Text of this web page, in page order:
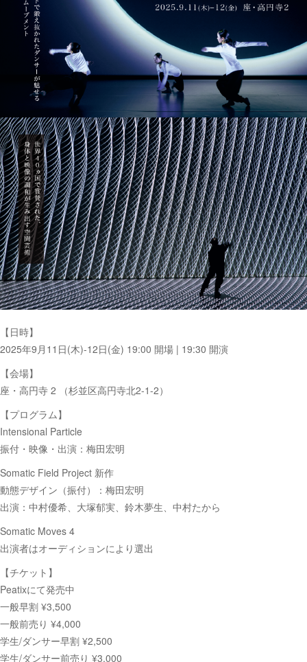
【日時】
2025年9月11日(木)-12日(金) 19:00 開場 | 19:30 開演
【会場】
座・高円寺 2 （杉並区高円寺北2-1-2）
【プログラム】
Intensional Particle
振付・映像・出演：梅田宏明
Somatic Field Project 新作
動態デザイン（振付）：梅田宏明
出演：中村優希、大塚郁実、鈴木夢生、中村たから
Somatic Moves 4
出演者はオーディションにより選出
【チケット】
Peatixにて発売中
一般早割 ¥3,500
一般前売り ¥4,000
学生/ダンサー早割 ¥2,500
学生/ダンサー前売り ¥3,000